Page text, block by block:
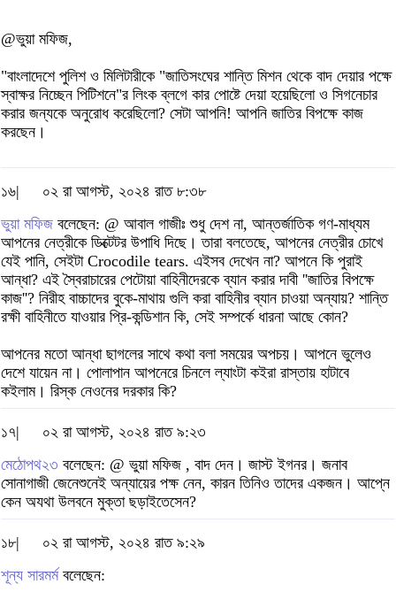
@ভুয়া মফিজ,
"বাংলাদেশে পুলিশ ও মিলিটারীকে "জাতিসংঘের শান্তি মিশন থেকে বাদ দেয়ার পক্ষে
স্বাক্ষর নিচ্ছেন পিটিশনে"র লিংক ব্লগে কার পোষ্টে দেয়া হয়েছিলো ও সিগনেচার
করার জন্যকে অনুরোধ করেছিলো? সেটা আপনি! আপনি জাতির বিপক্ষে কাজ
করছেন।
১৬|
০২ রা আগস্ট, ২০২৪ রাত ৮:৩৮
ভুয়া মফিজ বলেছেন: @ আবাল গাজীঃ শুধু দেশ না, আন্তর্জাতিক গণ-মাধ্যম
আপনের নেত্রীকে ডিক্টেটর উপাধি দিছে। তারা বলতেছে, আপনের নেত্রীর চোখে
যেই পানি, সেইটা Crocodile tears. এইসব দেখেন না? আপনে কি পুরাই
আন্ধা? এই স্বৈরাচারের পেটোয়া বাহিনীদেরকে ব্যান করার দাবী ''জাতির বিপক্ষে
কাজ''? নিরীহ বাচ্চাদের বুকে-মাথায় গুলি করা বাহিনীর ব্যান চাওয়া অন্যায়? শান্তি
রক্ষী বাহিনীতে যাওয়ার প্রি-কন্ডিশান কি, সেই সম্পর্কে ধারনা আছে কোন?
আপনের মতো আন্ধা ছাগলের সাথে কথা বলা সময়ের অপচয়। আপনে ভুলেও
দেশে যায়েন না। পোলাপান আপনেরে চিনলে ল্যাংটা কইরা রাস্তায় হাটাবে
কইলাম। রিস্ক নেওনের দরকার কি?
১৭|
০২ রা আগস্ট, ২০২৪ রাত ৯:২৩
মেঠোপথ২৩ বলেছেন: @ ভুয়া মফিজ , বাদ দেন। জাস্ট ইগনর। জনাব
সোনাগাজী জেনেশুনেই অন্যায়ের পক্ষ নেন, কারন তিনিও তাদের একজন। আপ্নে
কেন অযথা উলবনে মুক্তা ছড়াইতেসেন?
১৮|
০২ রা আগস্ট, ২০২৪ রাত ৯:২৯
শূন্য সারমর্মবলেছেন: